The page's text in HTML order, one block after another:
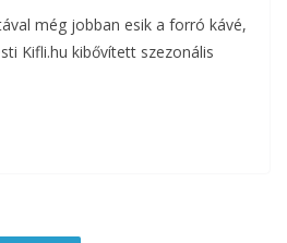
még jobban esik a forró kávé,
Kifli.hu kibővített szezonális